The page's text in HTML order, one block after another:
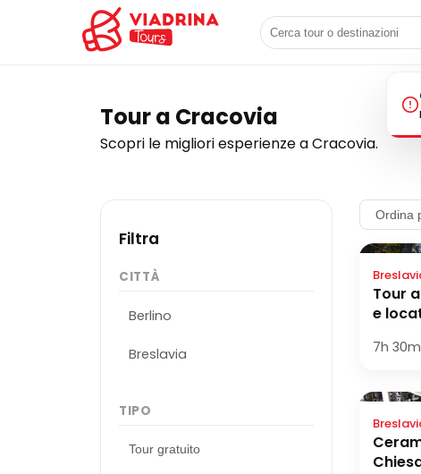
Cerca tour o
Tour a Cracovia
Scopri le migliori esperienze a Cracovia.
Filtra
CITTÀ
Berlino
Breslavia
TIPO
Tour gratuito
Tour
e
7h 30m